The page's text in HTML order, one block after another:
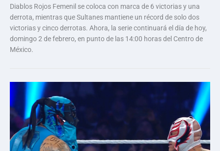
Diablos Rojos Femenil se coloca con marca de 6 victorias y una
derrota, mientras que Sultanes mantiene un récord de solo dos
victorias y cinco derrotas. Ahora, la serie continuará el día de hoy,
domingo 2 de febrero, en punto de las 14:00 horas del Centro de
México.